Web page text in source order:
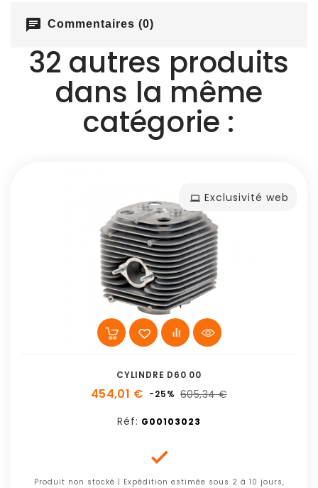
chat Commentaires (0)
32 autres produits
dans la même
catégorie :
Exclusivité web
CYLINDRE D60 00
454,01 € -25% 605,34 €
Réf: G00103023

Produit non stocké | Expédition estimée sous 2 à 10 jours,